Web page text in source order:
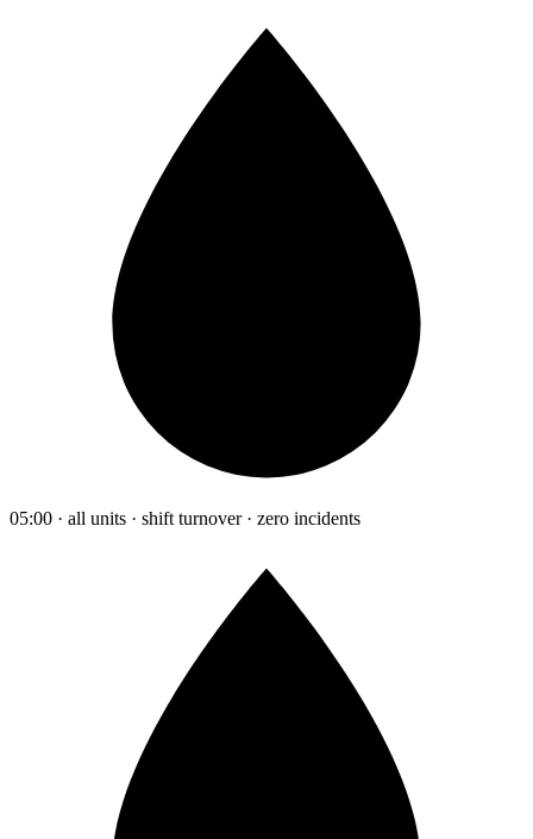
05:00 · all units · shift turnover · zero incidents